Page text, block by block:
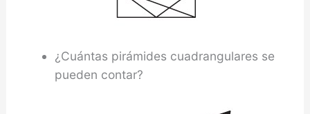
¿Cuántas pirámides cuadran­gulares se
pueden contar?